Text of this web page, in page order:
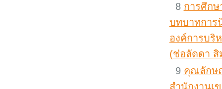
8 การศึกษ
บทบาทการ
องค์การบริ
(ช่อลัดดา สิ
9 คุณลักษ
สำนักงานเ